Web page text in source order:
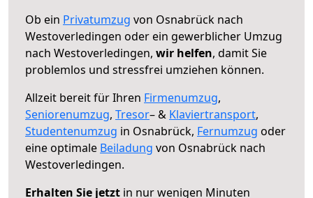
Ob ein Privatumzug von Osnabrück nach
Westoverledingen oder ein gewerblicher Umzug
nach Westoverledingen, wir helfen, damit Sie
problemlos und stressfrei umziehen können.
Allzeit bereit für Ihren Firmenumzug,
Seniorenumzug, Tresor– & Klaviertransport,
Studentenumzug in Osnabrück, Fernumzug oder
eine optimale Beiladung von Osnabrück nach
Westoverledingen.
Erhalten Sie jetzt in nur wenigen Minuten